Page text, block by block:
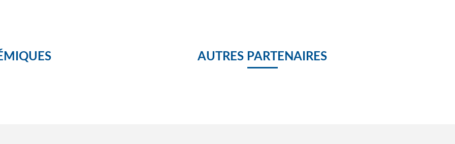
MAgoé Education presentation semaine du numérique 2018
AUTRES PARTENAIRES